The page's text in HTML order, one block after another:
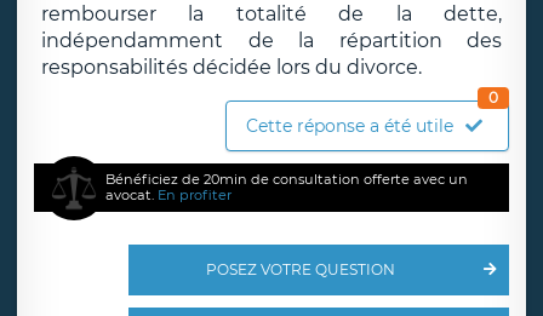
rembourser la totalité de la dette,
indépendamment de la répartition des
responsabilités décidée lors du divorce.
Cette réponse a été utile
0
Bénéficiez de 20min de consultation offerte avec un
avocat. En profiter
POSEZ VOTRE QUESTION